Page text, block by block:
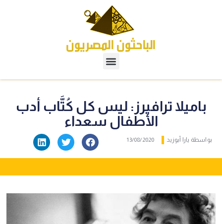
باميلا ترافيرز: ليس كل كُتَّاب أدب
الأطفال سعداء
بواسطة يارا أبوزيد 13/08/2020